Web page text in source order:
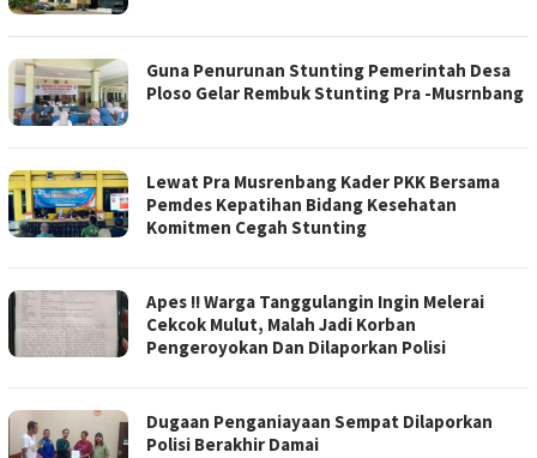
Guna Penurunan Stunting Pemerintah Desa
Ploso Gelar Rembuk Stunting Pra -Musrnbang
Lewat Pra Musrenbang Kader PKK Bersama
Pemdes Kepatihan Bidang Kesehatan
Komitmen Cegah Stunting
Apes !! Warga Tanggulangin Ingin Melerai
Cekcok Mulut, Malah Jadi Korban
Pengeroyokan Dan Dilaporkan Polisi
Dugaan Penganiayaan Sempat Dilaporkan
Polisi Berakhir Damai